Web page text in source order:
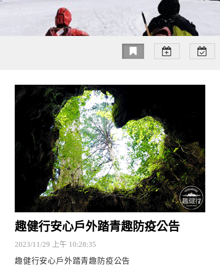
趣健行安心戶外踏青趣防疫公告
2023/11/29 上午 10:28:35
趣健行安心戶外踏青趣防疫公告